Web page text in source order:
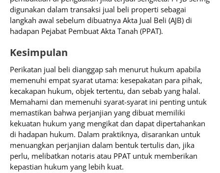
digunakan dalam transaksi jual beli properti sebagai
langkah awal sebelum dibuatnya Akta Jual Beli (AJB) di
hadapan Pejabat Pembuat Akta Tanah (PPAT).​
Kesimpulan
Perikatan jual beli dianggap sah menurut hukum apabila
memenuhi empat syarat utama: kesepakatan para pihak,
kecakapan hukum, objek tertentu, dan sebab yang halal.
Memahami dan memenuhi syarat-syarat ini penting untuk
memastikan bahwa perjanjian yang dibuat memiliki
kekuatan hukum yang mengikat dan dapat dipertahankan
di hadapan hukum. Dalam praktiknya, disarankan untuk
menuangkan perjanjian dalam bentuk tertulis dan, jika
perlu, melibatkan notaris atau PPAT untuk memberikan
kepastian hukum yang lebih kuat.​